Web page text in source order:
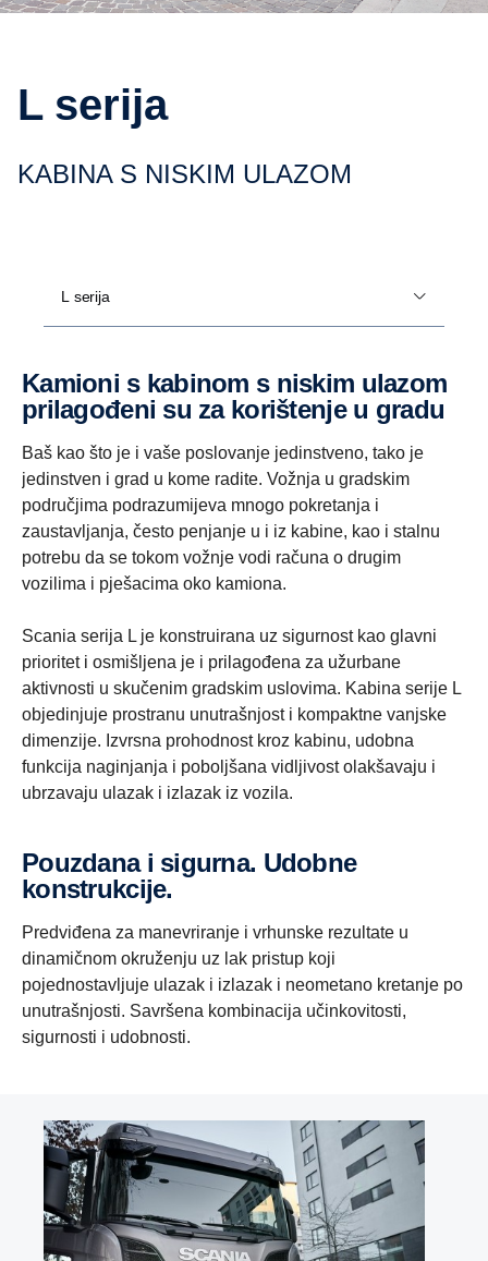
L serija
KABINA S NISKIM ULAZOM
L serija
Kamioni s kabinom s niskim ulazom
prilagođeni su za korištenje u gradu
Baš kao što je i vaše poslovanje jedinstveno, tako je
jedinstven i grad u kome radite. Vožnja u gradskim
područjima podrazumijeva mnogo pokretanja i
zaustavljanja, često penjanje u i iz kabine, kao i stalnu
potrebu da se tokom vožnje vodi računa o drugim
vozilima i pješacima oko kamiona.
Scania serija L je konstruirana uz sigurnost kao glavni
prioritet i osmišljena je i prilagođena za užurbane
aktivnosti u skučenim gradskim uslovima. Kabina serije L
objedinjuje prostranu unutrašnjost i kompaktne vanjske
dimenzije. Izvrsna prohodnost kroz kabinu, udobna
funkcija naginjanja i poboljšana vidljivost olakšavaju i
ubrzavaju ulazak i izlazak iz vozila.
Pouzdana i sigurna. Udobne
konstrukcije.
Predviđena za manevriranje i vrhunske rezultate u
dinamičnom okruženju uz lak pristup koji
pojednostavljuje ulazak i izlazak i neometano kretanje po
unutrašnjosti. Savršena kombinacija učinkovitosti,
sigurnosti i udobnosti.